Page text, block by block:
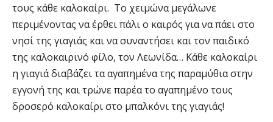
τους κάθε καλοκαίρι. Το χειμώνα μεγάλωνε
περιμένοντας να έρθει πάλι ο καιρός για να πάει στο
νησί της γιαγιάς και να συναντήσει και τον παιδικό
της καλοκαιρινό φίλο, τον Λεωνίδα… Κάθε καλοκαίρι
η γιαγιά διαβάζει τα αγαπημένα της παραμύθια στην
εγγονή της και τρώνε παρέα το αγαπημένο τους
δροσερό καλοκαίρι στο μπαλκόνι της γιαγιάς!